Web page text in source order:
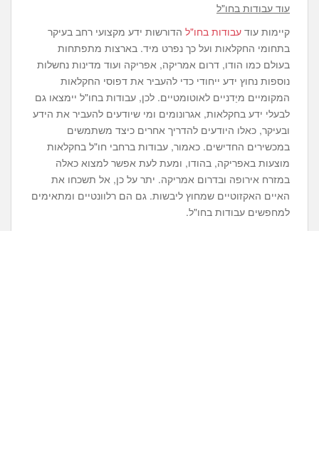
עוד עבודות בחו"ל
קיימות עוד עבודות בחו"ל הדורשות ידע מקצועי רחב בעיקר
בתחומי החקלאות ועל כך נפרט מיד. בארצות מתפתחות
בעולם כמו הודו, דרום אמריקה, אפריקה ועוד מדינות נחשלות
נוספות נחוץ ידע ייחודי כדי להעביר את דפוסי החקלאות
המקומיים מיַדניים לאוטומטיים. לכן, עבודות בחו"ל יימצאו גם
לבעלי ידע בחקלאות, אגרונומים ומי שיודעים להעביר את הידע
ובעיקר, כאלו היודעים להדריך אחרים כיצד משתמשים
במכשירים החדישים. כאמור, עבודות ברחבי חו"ל בחקלאות
מוצעות באפריקה, בהודו, ומעת לעת אפשר למצוא כאלה
במזרח אירופה ובדרום אמריקה. יתר על כן, אל תשכחו את
האיים האקזוטיים שמחוץ ליבשות. גם הם רלוונטיים ומתאימים
למחפשים עבודות בחו"ל.